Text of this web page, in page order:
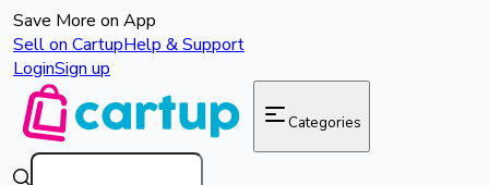
Save More on App
Sell on CartupHelp & Support
LoginSign up
Categories